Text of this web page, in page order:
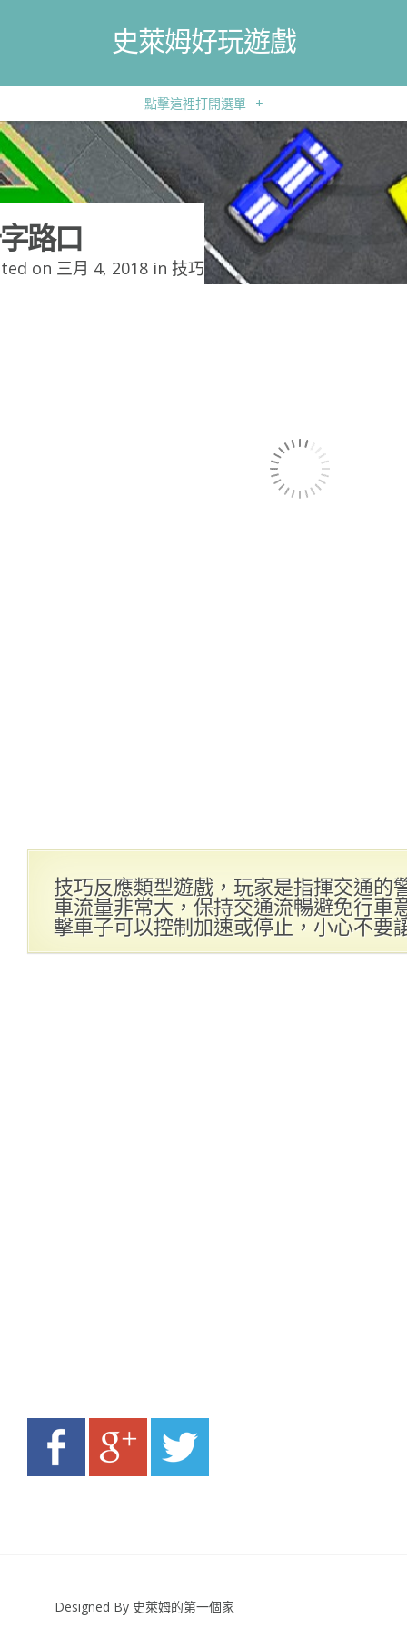
史萊姆好玩遊戲
點擊這裡打開選單 +
路口
on 三月 4, 2018 in 技巧
技巧反應類型遊戲，玩家是指揮交通的
車流量非常大，保持交通流暢避免行車
擊車子可以控制加速或停止，小心不要
Designed By 史萊姆的第一個家